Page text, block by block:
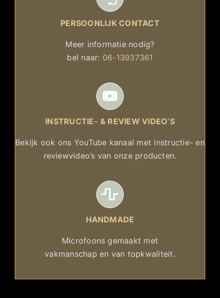
PERSOONLIJK CONTACT
Meer informatie nodig?
bel naar: 06-13937361
INSTRUCTIE- & REVIEW VIDEO’S
Bekijk ook ons YouTube kanaal met instructie- en
reviewvideo’s van onze producten.
HANDMADE
Microfoons gemaakt met
vakmanschap en van topkwaliteit.